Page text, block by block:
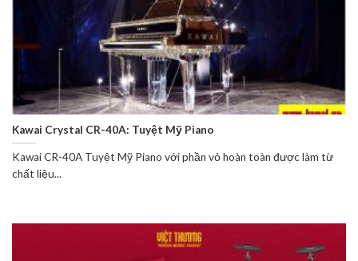
Kawai Crystal CR-40A: Tuyệt Mỹ Piano
Kawai CR-40A Tuyệt Mỹ Piano với phần vỏ hoàn toàn được làm từ
chất liệu...